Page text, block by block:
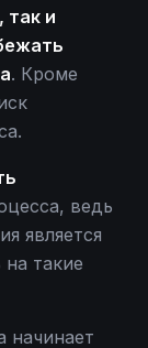
так и
. Кроме
ведь
является
такие
начинает